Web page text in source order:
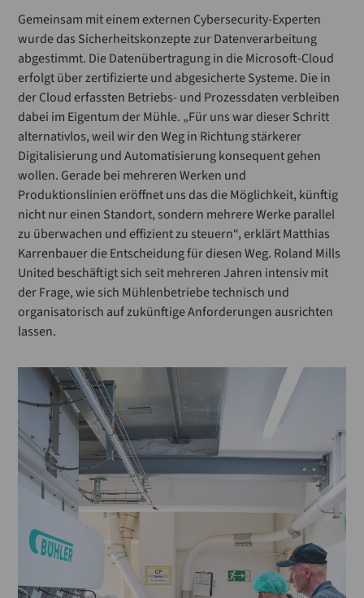
Gemeinsam mit einem externen Cybersecurity-Experten
wurde das Sicherheitskonzepte zur Datenverarbeitung
abgestimmt. Die Datenübertragung in die Microsoft-Cloud
erfolgt über zertifizierte und abgesicherte Systeme. Die in
der Cloud erfassten Betriebs- und Prozessdaten verbleiben
dabei im Eigentum der Mühle. „Für uns war dieser Schritt
alternativlos, weil wir den Weg in Richtung stärkerer
Digitalisierung und Automatisierung konsequent gehen
wollen. Gerade bei mehreren Werken und
Produktionslinien eröffnet uns das die Möglichkeit, künftig
nicht nur einen Standort, sondern mehrere Werke parallel
zu überwachen und effizient zu steuern“, erklärt Matthias
Karrenbauer die Entscheidung für diesen Weg. Roland Mills
United beschäftigt sich seit mehreren Jahren intensiv mit
der Frage, wie sich Mühlenbetriebe technisch und
organisatorisch auf zukünftige Anforderungen ausrichten
lassen.